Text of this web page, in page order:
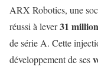
ARX Robotics, une
réussi à lever31
de série A. Cette
développement de ses